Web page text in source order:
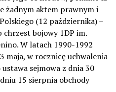
żadnym aktem prawnym i
(12 października) –
bojowy 1DP im.
W latach 1990-1992
maja, w rocznicę uchwalenia
sejmowa z dnia 30
15 sierpnia obchody